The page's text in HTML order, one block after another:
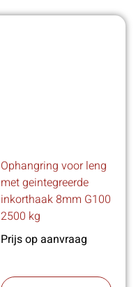
Ophangring voor leng
met geintegreerde
inkorthaak 8mm G100
2500 kg
Prijs op aanvraag